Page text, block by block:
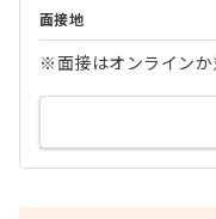
面接地
※面接はオンライン